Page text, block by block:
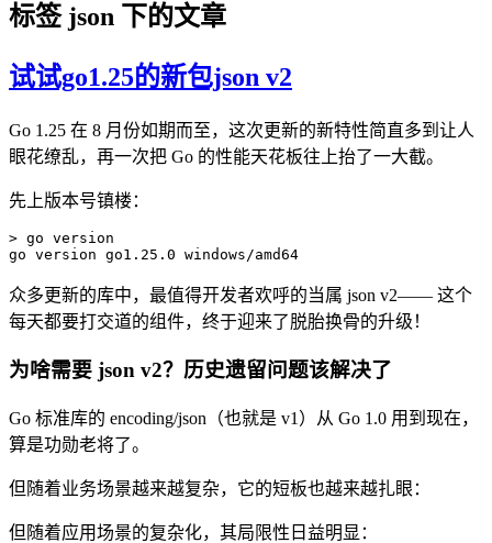
标签 json 下的文章
试试go1.25的新包json v2
Go 1.25 在 8 月份如期而至，这次更新的新特性简直多到让人
眼花缭乱，再一次把 Go 的性能天花板往上抬了一大截。
先上版本号镇楼：
> go version
go version go1.25.0 windows/amd64
众多更新的库中，最值得开发者欢呼的当属 json v2—— 这个
每天都要打交道的组件，终于迎来了脱胎换骨的升级！
为啥需要 json v2？历史遗留问题该解决了
Go 标准库的 encoding/json（也就是 v1）从 Go 1.0 用到现在，
算是功勋老将了。
但随着业务场景越来越复杂，它的短板也越来越扎眼：
但随着应用场景的复杂化，其局限性日益明显：